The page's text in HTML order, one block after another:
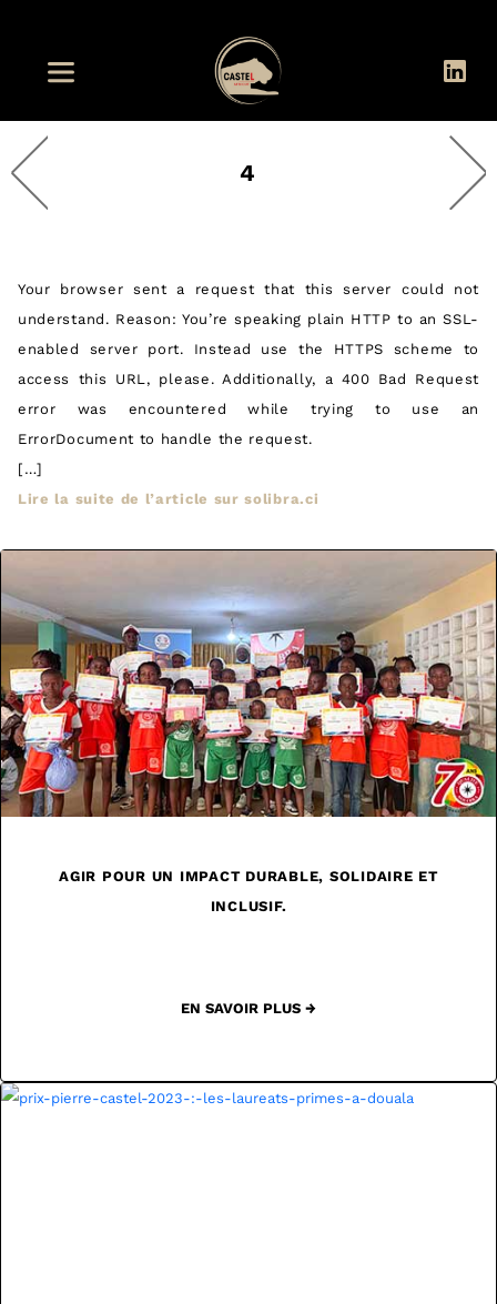
4
Your browser sent a request that this server could not
understand. Reason: You’re speaking plain HTTP to an SSL-
enabled server port. Instead use the HTTPS scheme to
access this URL, please. Additionally, a 400 Bad Request
error was encountered while trying to use an
ErrorDocument to handle the request.
[…]
Lire la suite de l’article sur solibra.ci
AGIR POUR UN IMPACT DURABLE, SOLIDAIRE ET
INCLUSIF.
EN SAVOIR PLUS →